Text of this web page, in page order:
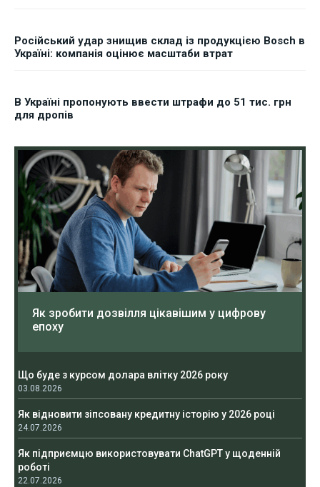
Російський удар знищив склад із продукцією Bosch в
Україні: компанія оцінює масштаби втрат
В Україні пропонують ввести штрафи до 51 тис. грн
для дропів
Як зробити дозвілля цікавішим у цифрову
епоху
Що буде з курсом долара влітку 2026 року
03.08.2026
Як відновити зіпсовану кредитну історію у 2026 році
24.07.2026
Як підприємцю використовувати ChatGPT у щоденній
роботі
22.07.2026